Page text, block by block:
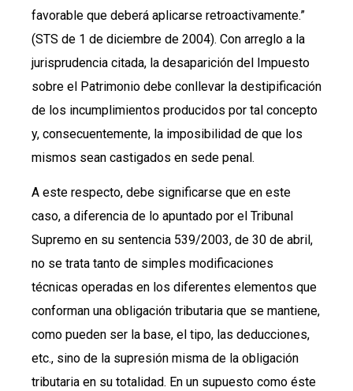
favorable que deberá aplicarse retroactivamente.”
(STS de 1 de diciembre de 2004). Con arreglo a la
jurisprudencia citada, la desaparición del Impuesto
sobre el Patrimonio debe conllevar la destipificación
de los incumplimientos producidos por tal concepto
y, consecuentemente, la imposibilidad de que los
mismos sean castigados en sede penal.
A este respecto, debe significarse que en este
caso, a diferencia de lo apuntado por el Tribunal
Supremo en su sentencia 539/2003, de 30 de abril,
no se trata tanto de simples modificaciones
técnicas operadas en los diferentes elementos que
conforman una obligación tributaria que se mantiene,
como pueden ser la base, el tipo, las deducciones,
etc., sino de la supresión misma de la obligación
tributaria en su totalidad. En un supuesto como éste